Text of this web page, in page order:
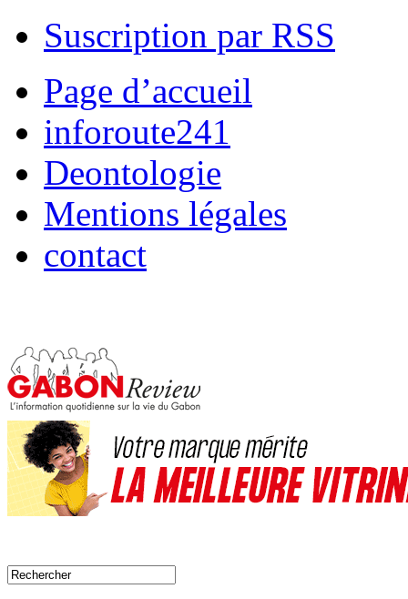
Suscription par RSS
Page d’accueil
inforoute241
Deontologie
Mentions légales
contact